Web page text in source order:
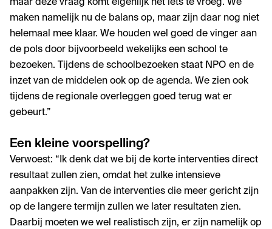
maar deze vraag komt eigenlijk nét iets te vroeg. We
maken namelijk nu de balans op, maar zijn daar nog niet
helemaal mee klaar. We houden wel goed de vinger aan
de pols door bijvoorbeeld wekelijks een school te
bezoeken. Tijdens de schoolbezoeken staat NPO en de
inzet van de middelen ook op de agenda. We zien ook
tijdens de regionale overleggen goed terug wat er
gebeurt.”
Een kleine voorspelling?
Verwoest: “Ik denk dat we bij de korte interventies direct
resultaat zullen zien, omdat het zulke intensieve
aanpakken zijn. Van de interventies die meer gericht zijn
op de langere termijn zullen we later resultaten zien.
Daarbij moeten we wel realistisch zijn, er zijn namelijk op